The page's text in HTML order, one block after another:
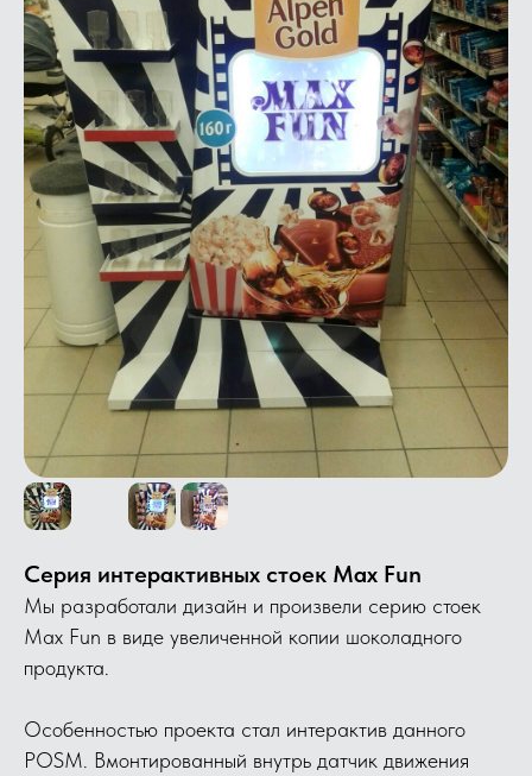
Серия интерактивных стоек Max Fun
Мы разработали дизайн и произвели серию стоек
Max Fun в виде увеличенной копии шоколадного
продукта.
Особенностью проекта стал интерактив данного
POSM. Вмонтированный внутрь датчик движения